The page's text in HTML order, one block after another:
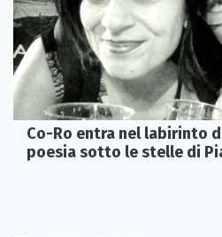
Co-Ro entra nel labirinto
poesia sotto le stelle di